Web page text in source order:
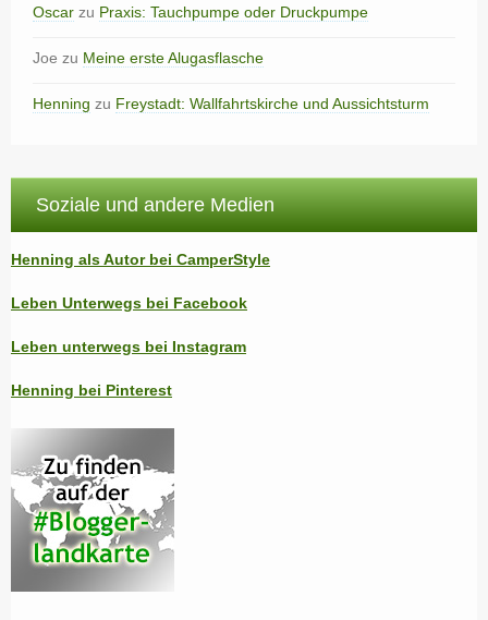
Oscar zu Praxis: Tauchpumpe oder Druckpumpe
Joe zu Meine erste Alugasflasche
Henning zu Freystadt: Wallfahrtskirche und Aussichtsturm
Soziale und andere Medien
Henning als Autor bei CamperStyle
Leben Unterwegs bei Facebook
Leben unterwegs bei Instagram
Henning bei Pinterest